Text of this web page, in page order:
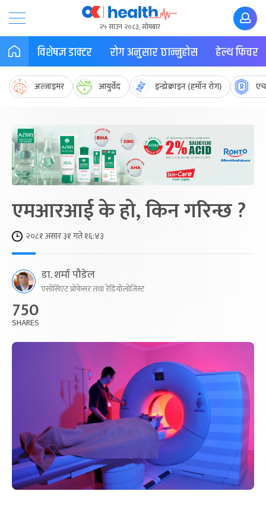
२५ साउन २०८३, सोमबार
विशेषज्ञ डाक्टर रोग अनुसार छान्नुहोस हेल्थ फिचर
अल्जाइमर आयुर्वेद इन्डोक्राइन (हर्मोन रोग)
एमआरआई के हो, किन गरिन्छ ?
२०८१ असार ३१ गते १६:४३
डा. शर्मा पौडेल
एसोसिएट प्रोफेसर तथा रेडियोलोजिस्ट
750
SHARES